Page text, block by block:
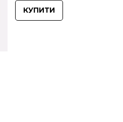
КУПИТИ